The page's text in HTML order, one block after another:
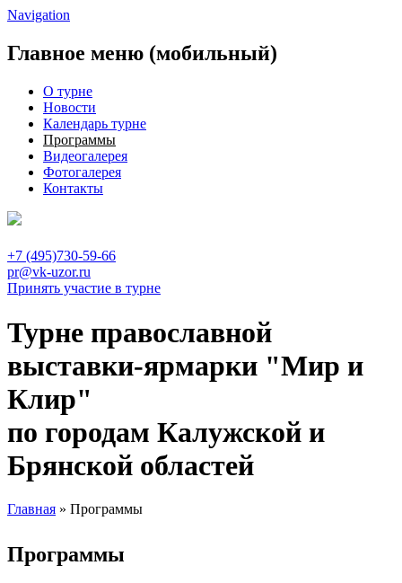
Navigation
Главное меню (мобильный)
О турне
Новости
Календарь турне
Программы
Видеогалерея
Фотогалерея
Контакты
+7 (495)730-59-66
pr@vk-uzor.ru
Принять участие в турне
Турне православной
выставки-ярмарки "Мир и
Клир"
по городам Калужской и
Брянской областей
Главная » Программы
Программы